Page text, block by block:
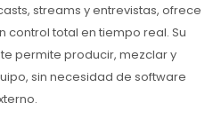
streams y entrevistas, ofrece
control total en tiempo real. Su
permite producir, mezclar y
sin necesidad de software